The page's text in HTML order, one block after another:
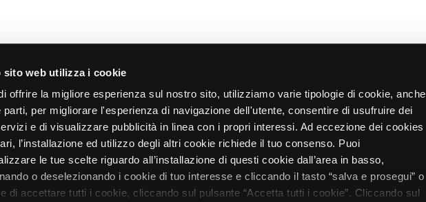
sito web utilizza i cookie
offrire la migliore esperienza sul nostro sito, utilizziamo varie tipologie di cookie, anche
parti, per migliorare l'esperienza di navigazione dell'utente, consentire di usufruire dei
e di visualizzare pubblicità in linea con i propri interessi. Ad eccezione dei cookies
l’installazione ed utilizzo degli altri cookie richiede il tuo consenso. Puoi
le tue scelte riguardo all’installazione di questi cookie dall’area in basso,
o deselezionando i cookie di tuo interesse e cliccando il tasto “salva e prosegui” o
di accettare tutti i cookie, cliccando sul pulsante “Accetta tutti i cookie”. Cliccando sul